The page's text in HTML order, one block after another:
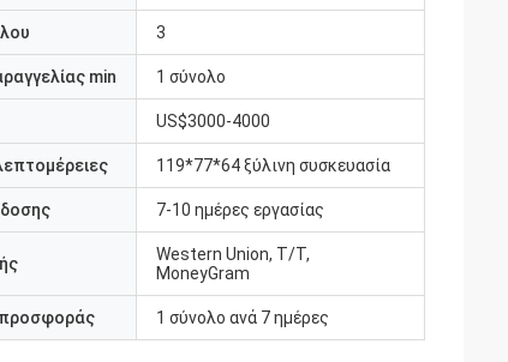
3
min 1 σύνολο
US$3000-4000
119*77*64 ξύλινη συσκευασία
7-10 ημέρες εργασίας
Western Union, T/T,
MoneyGram
1 σύνολο ανά 7 ημέρες